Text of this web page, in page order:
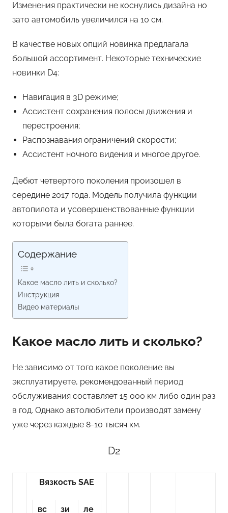
Изменения практически не коснулись дизайна но
зато автомобиль увеличился на 10 см.
В качестве новых опций новинка предлагала
большой ассортимент. Некоторые технические
новинки D4:
Навигация в 3D режиме;
Ассистент сохранения полосы движения и
перестроения;
Распознавания ограничений скорости;
Ассистент ночного видения и многое другое.
Дебют четвертого поколения произошел в
середине 2017 года. Модель получила функции
автопилота и усовершенствованные функции
которыми была богата раннее.
Содержание
Какое масло лить и сколько?
Инструкция
Видео материалы
Какое масло лить и сколько?
Не зависимо от того какое поколение вы
эксплуатируете, рекомендованный период
обслуживания составляет 15 000 км либо один раз
в год. Однако автолюбители производят замену
уже через каждые 8-10 тысяч км.
D2
Вязкость SAE
вс зи ле